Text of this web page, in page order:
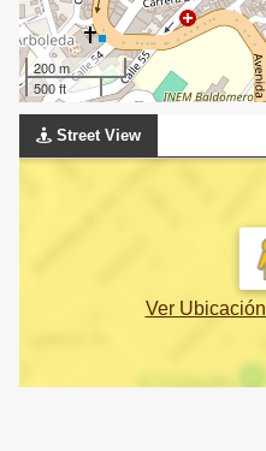
200 m
500 ft
Street View
Ver Ubicación